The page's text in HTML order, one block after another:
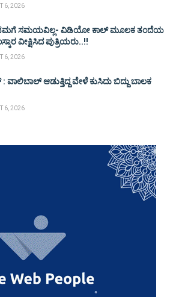
6, 2026
ಸಮಯವಿಲ್ಲ- ವಿಡಿಯೋ ಕಾಲ್ ಮೂಲಕ ತಂದೆಯ
ವೀಕ್ಷಿಸಿದ ಪುತ್ರಿಯರು..!!
6, 2026
: ವಾಲಿಬಾಲ್ ಆಡುತ್ತಿದ್ದ ವೇಳೆ ಕುಸಿದು ಬಿದ್ದು ಬಾಲಕ
6, 2026